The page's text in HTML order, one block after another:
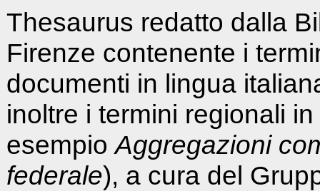
Thesaurus redatto dalla
Firenze contenente i
documenti in lingua
inoltre i termini regionali
esempioAggregazioni
federale), a cura del